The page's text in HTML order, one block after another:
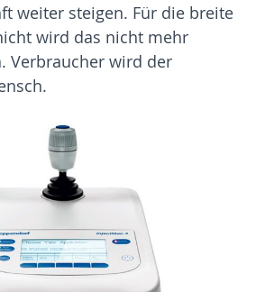
weiter steigen. Für die breite
wird das nicht mehr
Verbraucher wird der